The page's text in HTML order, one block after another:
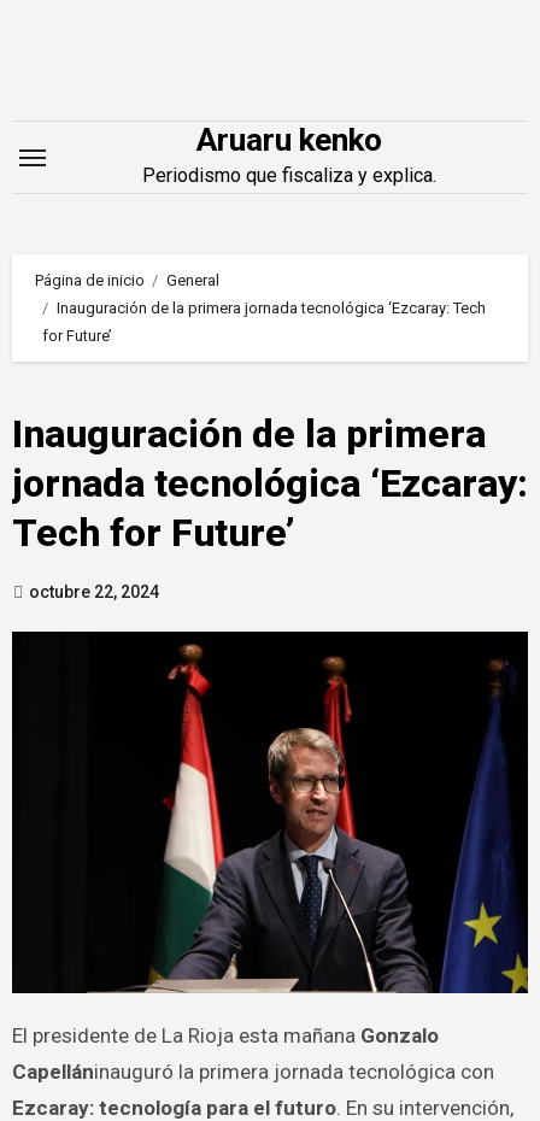
Aruaru kenko
Periodismo que fiscaliza y explica.
Página de inicio
General
Inauguración de la primera jornada tecnológica ‘Ezcaray: Tech
for Future’
Inauguración de la primera
jornada tecnológica ‘Ezcaray:
Tech for Future’
octubre 22, 2024
El presidente de La Rioja esta mañana Gonzalo
Capelláninauguró la primera jornada tecnológica con
Ezcaray: tecnología para el futuro. En su intervención,